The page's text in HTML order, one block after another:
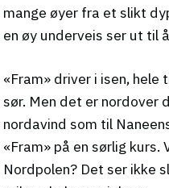
mange øyer fra et slikt
en øy underveis ser ut til
«Fram» driver i isen,
sør. Men det er nordover
nordavind som til
«Fram» på en sørlig kurs.
Nordpolen? Det ser ikke